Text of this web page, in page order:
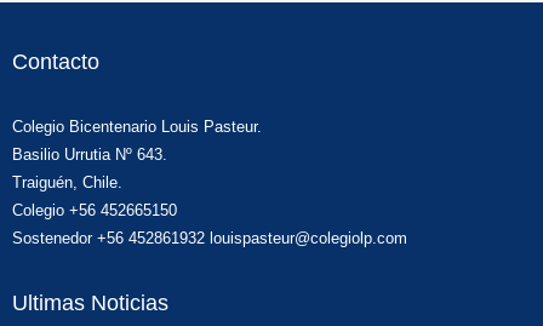
Contacto
Colegio Bicentenario Louis Pasteur.
Basilio Urrutia Nº 643.
Traiguén, Chile.
Colegio +56 452665150
Sostenedor +56 452861932 louispasteur@colegiolp.com
Ultimas Noticias